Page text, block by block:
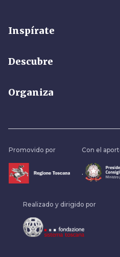
Inspírate
Descubre
Organiza
Promovido por Con el
.
Realizado y dirigido por